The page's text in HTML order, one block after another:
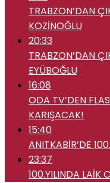
TRABZON’DAN
KOZİNOĞLU
20:33
TRABZON’DAN
EYÜBOĞLU
16:08
ODA TV’DEN
KARIŞACAK!
15:40
ANITKABİR’DE
23:37
100.YILINDA LAİK